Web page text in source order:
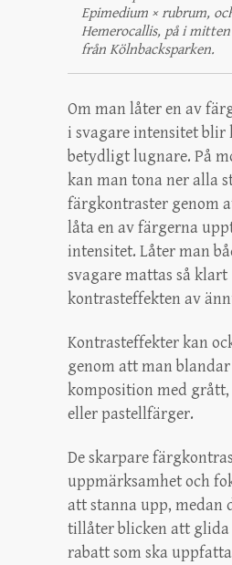
Epimedium × rubrum,
Hemerocallis, på i
från Kölnbacksparken.
Om man låter en av
i svagare intensitet blir
betydligt lugnare. På
kan man tona ner alla
färgkontraster genom
låta en av färgerna
intensitet. Låter man
svagare mattas så klart
kontrasteffekten av
Kontrasteffekter kan
genom att man
komposition med
eller pastellfärger.
De skarpare
uppmärksamhet och
att stanna upp, medan
tillåter blicken att glida
rabatt som ska